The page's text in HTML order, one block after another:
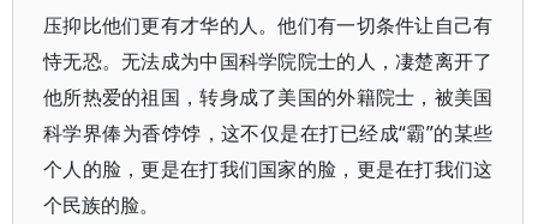
压抑比他们更有才华的人。他们有一切条件让自己有
恃无恐。无法成为中国科学院院士的人，凄楚离开了
他所热爱的祖国，转身成了美国的外籍院士，被美国
科学界俸为香饽饽，这不仅是在打已经成“霸”的某些
个人的脸，更是在打我们国家的脸，更是在打我们这
个民族的脸。